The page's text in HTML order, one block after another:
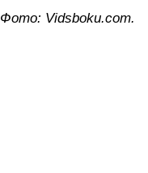
Фото: Vidsboku.com.